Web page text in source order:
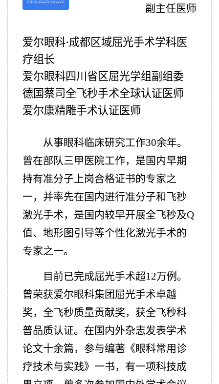
副主任医师
爱尔眼科·成都区域屈光手术学科医
疗组长
爱尔眼科四川省区屈光学组副组委
德国蔡司全飞秒手术全球认证医师
爱尔康精雕手术认证医师
从事眼科临床研究工作30余年。
曾在部队三甲医院工作，是国内早期
持有准分子上岗合格证书的专家之
一，并率先在国内进行准分子和飞秒
激光手术，是国内较早开展全飞秒及Q
值、地形图引导等个性化激光手术的
专家之一。
目前已完成屈光手术超12万例。
曾荣获爱尔眼科集团屈光手术卓越
奖，全飞秒质量贡献奖，获全飞秒科
普品质认证。在国内外杂志发表学术
论文十余篇，参与编著《眼科常用诊
疗技术与实践》一书，有一项科技成